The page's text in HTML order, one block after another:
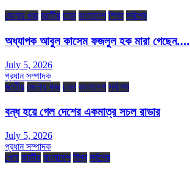
জেলার খবর জাতীয় ঢাকা বাংলাদেশ শিক্ষা সর্বশেষ
অধ্যাপক আবুল কাসেম ফজলুল হক মারা গেছেন….
July 5, 2026
প্রধান সম্পাদক
জাতীয় জেলার খবর ঢাকা বাংলাদেশ সর্বশেষ
বন্ধ হয়ে গেল দেশের একমাত্র সচল রাডার
July 5, 2026
প্রধান সম্পাদক
খেলা জাতীয় বাংলাদেশ বিশ্ব সর্বশেষ